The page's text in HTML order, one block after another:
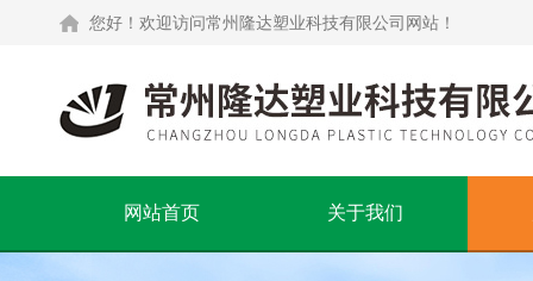
您好！欢迎访问常州隆达塑业科技有限公司网站！
网站首页 关于我们